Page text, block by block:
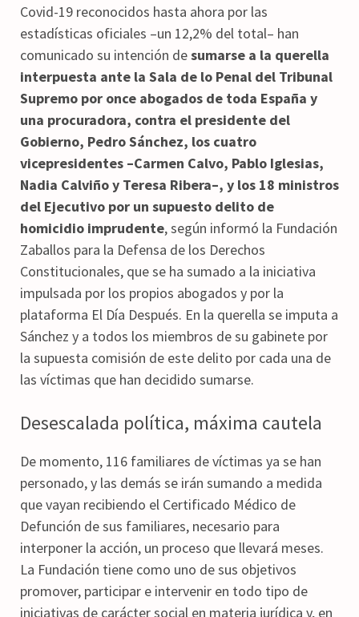
Covid-19 reconocidos hasta ahora por las
estadísticas oficiales –un 12,2% del total– han
comunicado su intención desumarse a la querella
interpuesta ante la Sala de lo Penal del Tribunal
Supremo por once abogados de toda España y
una procuradora, contra el presidente del
Gobierno, Pedro Sánchez, los cuatro
vicepresidentes –Carmen Calvo, Pablo Iglesias,
Nadia Calviño y Teresa Ribera–, y los 18 ministros
del Ejecutivo por un supuesto delito de
homicidio imprudente, según informó la Fundación
Zaballos para la Defensa de los Derechos
Constitucionales, que se ha sumado a la iniciativa
impulsada por los propios abogados y por la
plataforma El Día Después. En la querella se imputa a
Sánchez y a todos los miembros de su gabinete por
la supuesta comisión de este delito por cada una de
las víctimas que han decidido sumarse.
Desescalada política, máxima cautela
De momento, 116 familiares de víctimas ya se han
personado, y las demás se irán sumando a medida
que vayan recibiendo el Certificado Médico de
Defunción de sus familiares, necesario para
interponer la acción, un proceso que llevará meses.
La Fundación tiene como uno de sus objetivos
promover, participar e intervenir en todo tipo de
iniciativas de carácter social en materia jurídica y, en